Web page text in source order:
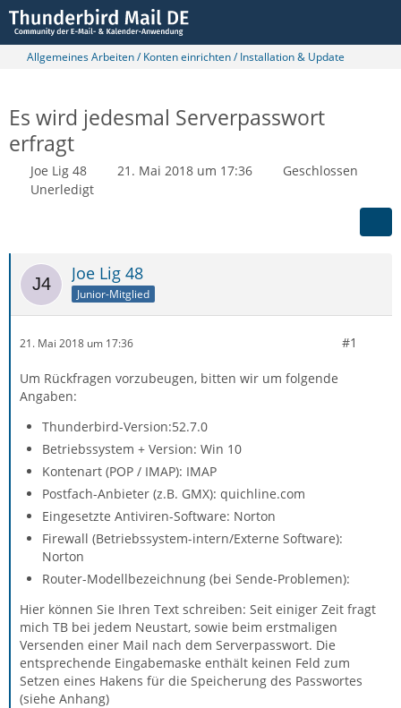
Allgemeines Arbeiten / Konten einrichten / Installation & Update
Es wird jedesmal Serverpasswort
erfragt
Joe Lig 48 21. Mai 2018 um 17:36
Geschlossen
Unerledigt
Joe Lig 48
Junior-Mitglied
21. Mai 2018 um 17:36 #1
Um Rückfragen vorzubeugen, bitten wir um folgende
Angaben:
Thunderbird-Version:52.7.0
Betriebssystem + Version: Win 10
Kontenart (POP / IMAP): IMAP
Postfach-Anbieter (z.B. GMX): quichline.com
Eingesetzte Antiviren-Software: Norton
Firewall (Betriebssystem-intern/Externe Software):
Norton
Router-Modellbezeichnung (bei Sende-Problemen):
Hier können Sie Ihren Text schreiben: Seit einiger Zeit fragt
mich TB bei jedem Neustart, sowie beim erstmaligen
Versenden einer Mail nach dem Serverpasswort. Die
entsprechende Eingabemaske enthält keinen Feld zum
Setzen eines Hakens für die Speicherung des Passwortes
(siehe Anhang)